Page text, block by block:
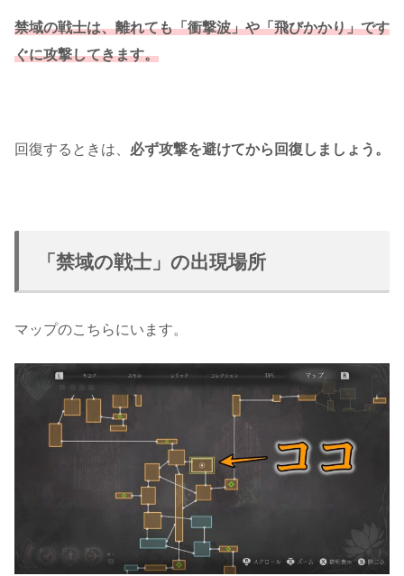
禁域の戦士は、離れても「衝撃波」や「飛びかかり」です
ぐに攻撃してきます。
回復するときは、 必ず攻撃を避けてから回復しましょう。
「禁域の戦士」の出現場所
マップのこちらにいます。